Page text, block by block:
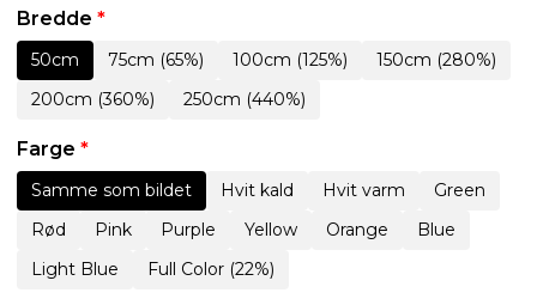
Bredde *
50cm 75cm (65%) 100cm (125%)
150cm (280%)
200cm (360%)
250cm (440%)
Farge *
Samme som bildet Hvit kald Hvit varm
Green
Rød
Pink Purple Yellow Orange
Blue
Light Blue
Full Color (22%)